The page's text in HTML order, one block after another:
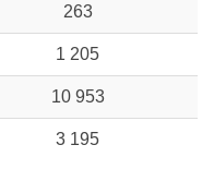
263
1 205
10 953
3 195